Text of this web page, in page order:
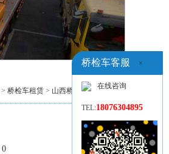
> 桥检车租赁 > 山西桥检车出租> 列表
0
桥检车客服 ×
在线咨询
TEL:18076304895